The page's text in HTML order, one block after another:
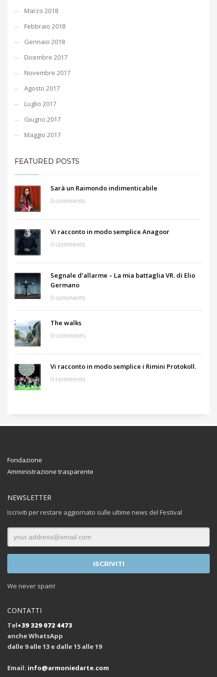
Marzo 2018
Febbraio 2018
Gennaio 2018
Dicembre 2017
Novembre 2017
Agosto 2017
Luglio 2017
Giugno 2017
Maggio 2017
FEATURED POSTS
Sarà un Raimondo indimenticabile
0 comments
Vi racconto in modo semplice Anagoor
0 comments
Segnale d’allarme – La mia battaglia VR. di Elio
Germano
0 comments
The walks
0 comments
Vi racconto in modo semplice i Rimini Protokoll.
0 comments
Fondazione
Amministrazione trasparente
NEWSLETTER
Iscriviti per restare aggiornato sulle ultime news del Festival
We never spam!
CONTATTI
Tel+39 329 072 4473
anche WhatsApp
dalle 9 alle 13 e dalle 15 alle 19
Email: info@armoniedarte.com